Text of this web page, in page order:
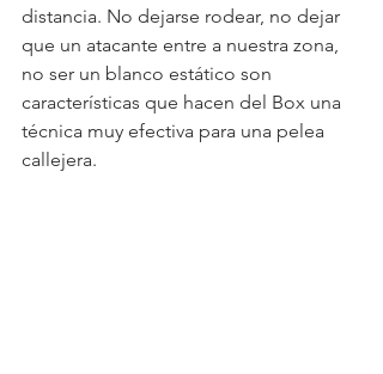
distancia. No dejarse rodear, no dejar
que un atacante entre a nuestra zona,
no ser un blanco estático son
características que hacen del Box una
técnica muy efectiva para una pelea
callejera.